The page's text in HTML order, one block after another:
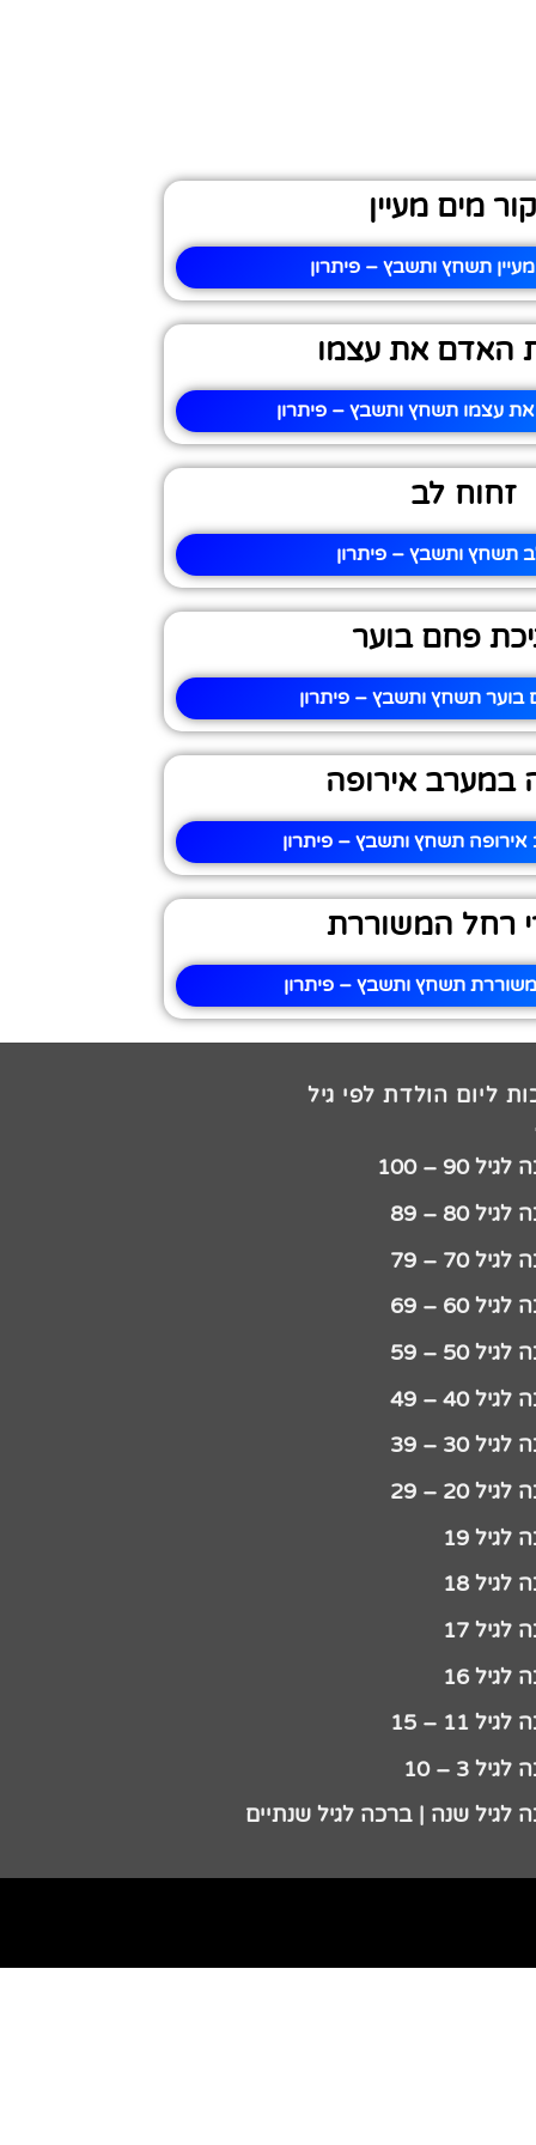
מים מעיין
תשחץ ותשבץ – פיתרון
האדם את עצמו
עצמו תשחץ ותשבץ – פיתרון
זחוח לב
תשחץ ותשבץ – פיתרון
פחם בוער
תשחץ ותשבץ – פיתרון
במערב אירופה
תשחץ ותשבץ – פיתרון
רחל המשוררת
תשחץ ותשבץ – פיתרון
ליום הולדת לפי גיל
90 – 100
80 – 89
70 – 79
60 – 69
50 – 59
40 – 49
30 – 39
20 – 29
19
18
17
16
11 – 15
3 – 10
לגיל שנה | ברכה לגיל שנתיים